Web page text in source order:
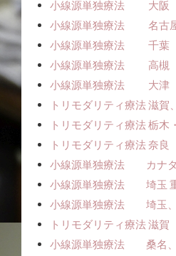
小線源単独療法 大阪
小線源単独療法 名古
小線源単独療法 千葉
小線源単独療法 高槻
小線源単独療法 大津
トリモダリティ療法 滋賀
トリモダリティ療法 栃木
トリモダリティ療法 奈
小線源単独療法 カナ
小線源単独療法 埼玉
小線源単独療法 埼玉
トリモダリティ療法 滋
小線源単独療法 桑名